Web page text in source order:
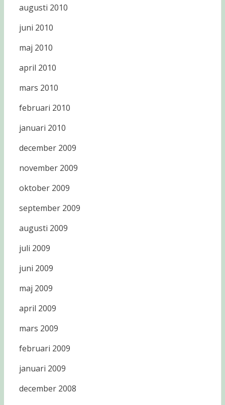
augusti 2010
juni 2010
maj 2010
april 2010
mars 2010
februari 2010
januari 2010
december 2009
november 2009
oktober 2009
september 2009
augusti 2009
juli 2009
juni 2009
maj 2009
april 2009
mars 2009
februari 2009
januari 2009
december 2008